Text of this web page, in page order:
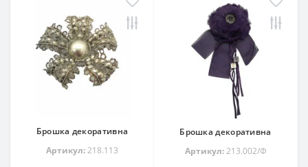
Брошка декоративна
Артикул:218.113
Брошка декоративна
Артикул:213.002/Ф